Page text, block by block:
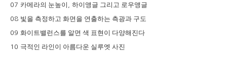
07 카메라의 눈높이 하이앵글 그리고 로우앵글
08 빛을 측정하고 화면을 연출하는 측광과 구도
09 화이트밸런스를 알면 색 표현이 다양해진다
10 극적인 라인이 아름다운 실루엣 사진